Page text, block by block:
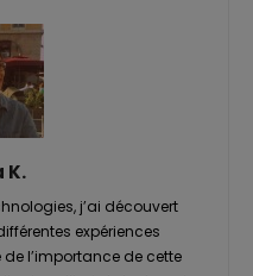
K.
j’ai découvert
expériences
l’importance de cette